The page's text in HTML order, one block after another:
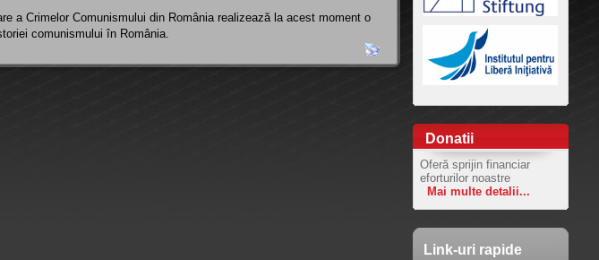
a Crimelor Comunismului din România realizează la acest moment o
comunismului în România.
Donatii
Oferă sprijin financiar
eforturilor noastre
Mai multe detalii...
Link-uri rapide